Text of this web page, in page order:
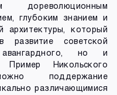
глубоким знанием и
архитектуры, который
развитие советской
но и
Пример Никольского
поддержание
различающимися